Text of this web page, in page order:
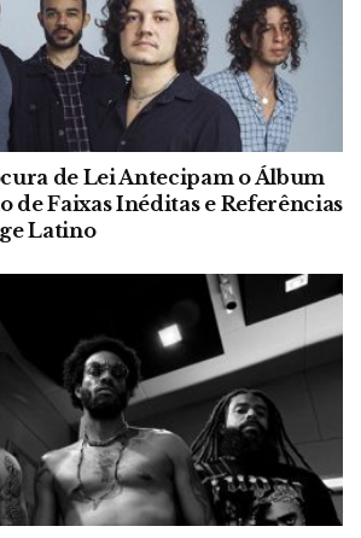
de Lei Antecipam o Álbum
de Faixas Inéditas e Referências
Latino